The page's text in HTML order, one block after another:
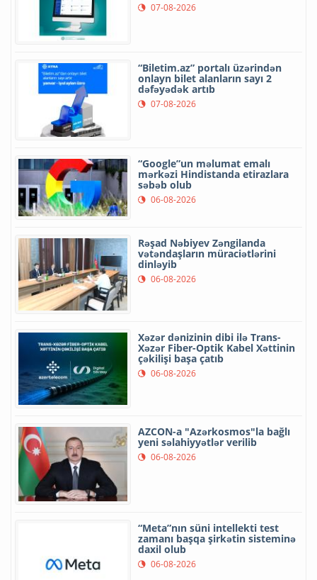
07-08-2026
“Biletim.az” portalı üzərindən
onlayn bilet alanların sayı 2
dəfəyədək artıb
07-08-2026
“Google”un məlumat emalı
mərkəzi Hindistanda etirazlara
səbəb olub
06-08-2026
Rəşad Nəbiyev Zəngilanda
vətəndaşların müraciətlərini
dinləyib
06-08-2026
Xəzər dənizinin dibi ilə Trans-
Xəzər Fiber-Optik Kabel Xəttinin
çəkilişi başa çatıb
06-08-2026
AZCON-a "Azərkosmos"la bağlı
yeni səlahiyyətlər verilib
06-08-2026
“Meta”nın süni intellekti test
zamanı başqa şirkətin sisteminə
daxil olub
06-08-2026